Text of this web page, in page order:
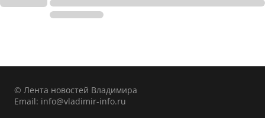
© Лента новостей Владимира
Email: info@vladimir-info.ru